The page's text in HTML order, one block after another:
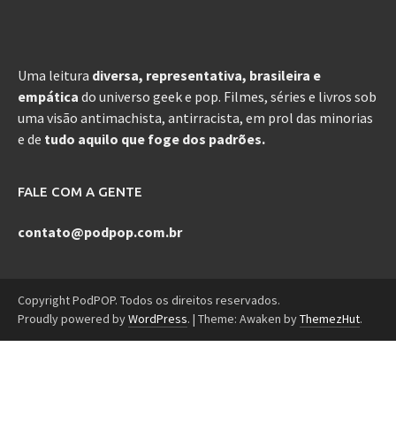
Uma leitura diversa, representativa, brasileira e
empática do universo geek e pop. Filmes, séries e livros sob
uma visão antimachista, antirracista, em prol das minorias
e de tudo aquilo que foge dos padrões.
FALE COM A GENTE
contato@podpop.com.br
Copyright PodPOP. Todos os direitos reservados.
Proudly powered byWordPress. | Theme: Awaken byThemezHut.